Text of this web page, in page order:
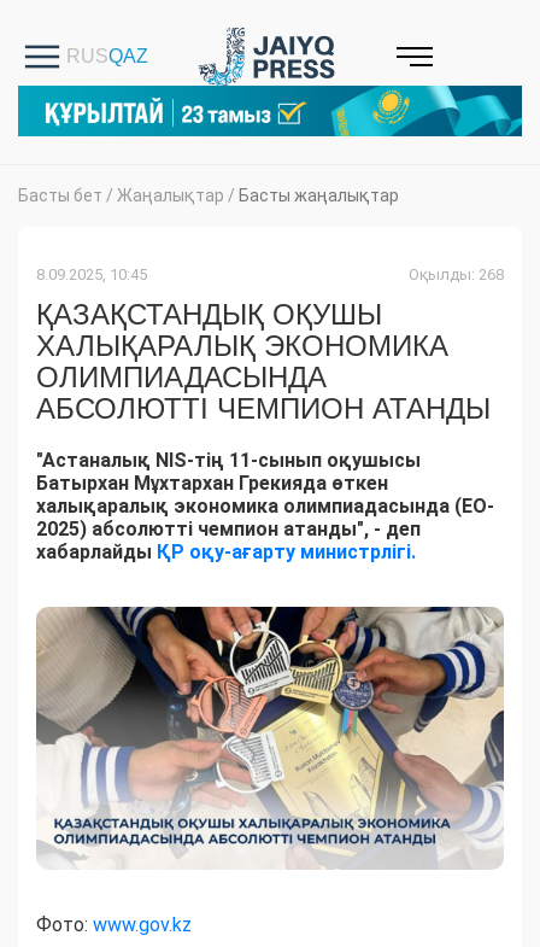
Басты бет / Жаңалықтар / Басты жаңалықтар
8.09.2025, 10:45 Оқылды: 268
ҚАЗАҚСТАНДЫҚ ОҚУШЫ
ХАЛЫҚАРАЛЫҚ ЭКОНОМИКА
ОЛИМПИАДАСЫНДА
АБСОЛЮТТІ ЧЕМПИОН АТАНДЫ
"Астаналық NIS-тің 11-сынып оқушысы
Батырхан Мұхтархан Грекияда өткен
халықаралық экономика олимпиадасында (EO-
2025) абсолютті чемпион атанды", - деп
хабарлайды ҚР оқу-ағарту министрлігі.
Фото: www.gov.kz